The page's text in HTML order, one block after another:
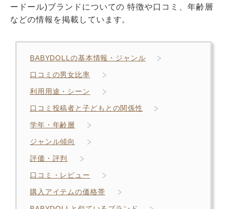
ードール)ブランドについての 特徴や口コミ、年齢層
などの情報を掲載しています。
BABYDOLLの基本情報・ジャンル
口コミの男女比率
利用用途・シーン
口コミ投稿者と子どもとの関係性
学年・年齢層
ジャンル傾向
評価・評判
口コミ・レビュー
購入アイテムの価格帯